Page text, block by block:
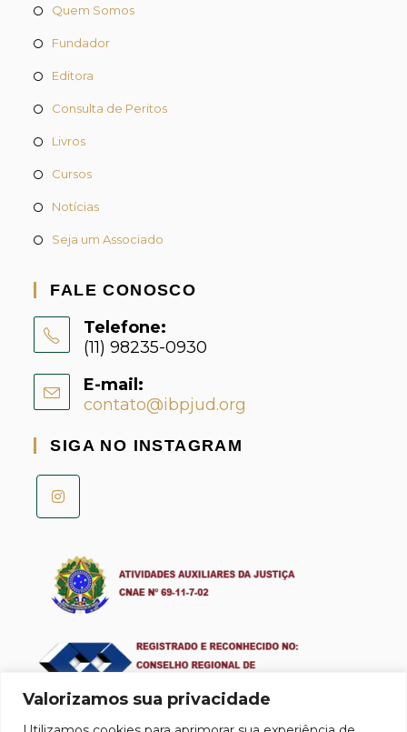
Valorizamos sua privacidade
Quem Somos
Fundador
Editora
Consulta de Peritos
Livros
Cursos
Notícias
Seja um Associado
FALE CONOSCO
Telefone:
(11) 98235-0930
E-mail:
contato@ibpjud.org
SIGA NO INSTAGRAM